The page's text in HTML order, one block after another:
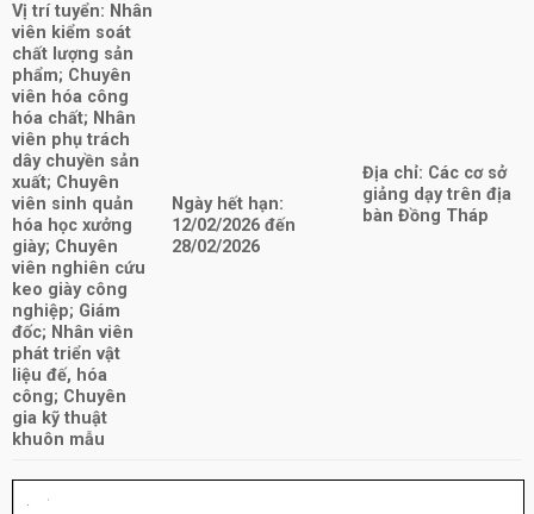
Địa chỉ: Các cơ sở
giảng dạy trên địa
bàn Đồng Tháp
Vị trí tuyển: Nhân
viên kiểm soát
chất lượng sản
phẩm; Chuyên
viên hóa công
hóa chất; Nhân
viên phụ trách
dây chuyền sản
xuất; Chuyên
viên sinh quản
hóa học xưởng
giày; Chuyên
viên nghiên cứu
keo giày công
nghiệp; Giám
đốc; Nhân viên
phát triển vật
liệu đế, hóa
công; Chuyên
gia kỹ thuật
khuôn mẫu
Ngày hết hạn:
12/02/2026 đến
28/02/2026